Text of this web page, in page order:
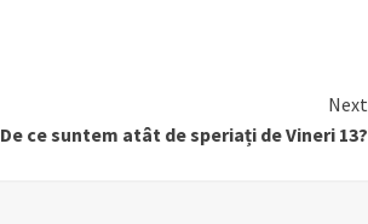
Next
De ce suntem atât de speriați de Vineri 13?